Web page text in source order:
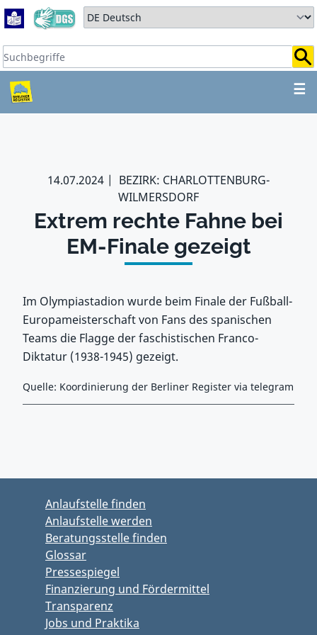
Zum Hauptbereich springen
Zum Hauptmenü springen
Sprache auswählen:
Suchbegriffe:
☰
ZUM HAUPTBEREICH
14.07.2024
BEZIRK: CHARLOTTENBURG-
WILMERSDORF
Extrem rechte Fahne bei
EM-Finale gezeigt
Im Olympiastadion wurde beim Finale der Fußball-
Europameisterschaft von Fans des spanischen
Teams die Flagge der faschistischen Franco-
Diktatur (1938-1945) gezeigt.
Quelle: Koordinierung der Berliner Register via telegram
Anlaufstelle finden
Anlaufstelle werden
Beratungsstelle finden
Glossar
Pressespiegel
Finanzierung und Fördermittel
Transparenz
Jobs und Praktika